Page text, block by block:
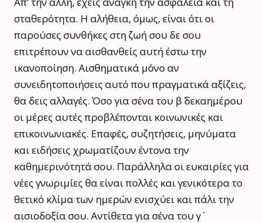
σταθερότητα. Η αλήθεια, όμως, είναι ότι οι
παρούσες συνθήκες στη ζωή σου δε σου
επιτρέπουν να αισθανθείς αυτή έστω την
ικανοποίηση. Αισθηματικά μόνο αν
συνειδητοποιήσεις αυτό που πραγματικά αξίζεις,
θα δεις αλλαγές. Όσο για σένα του β΄ δεκαημέρου
οι μέρες αυτές προβλέπονται κοινωνικές και
επικοινωνιακές. Επαφές, συζητήσεις, μηνύματα
και ειδήσεις χρωματίζουν έντονα την
καθημερινότητά σου. Παράλληλα οι ευκαιρίες για
νέες γνωριμίες θα είναι πολλές και γενικότερα το
θετικό κλίμα των ημερών ενισχύει και πάλι την
αισιοδοξία σου. Αντίθετα για σένα του γ΄